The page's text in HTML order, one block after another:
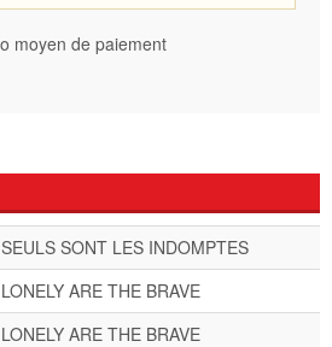
SEULS SONT LES INDOMPTES
LONELY ARE THE BRAVE
LONELY ARE THE BRAVE